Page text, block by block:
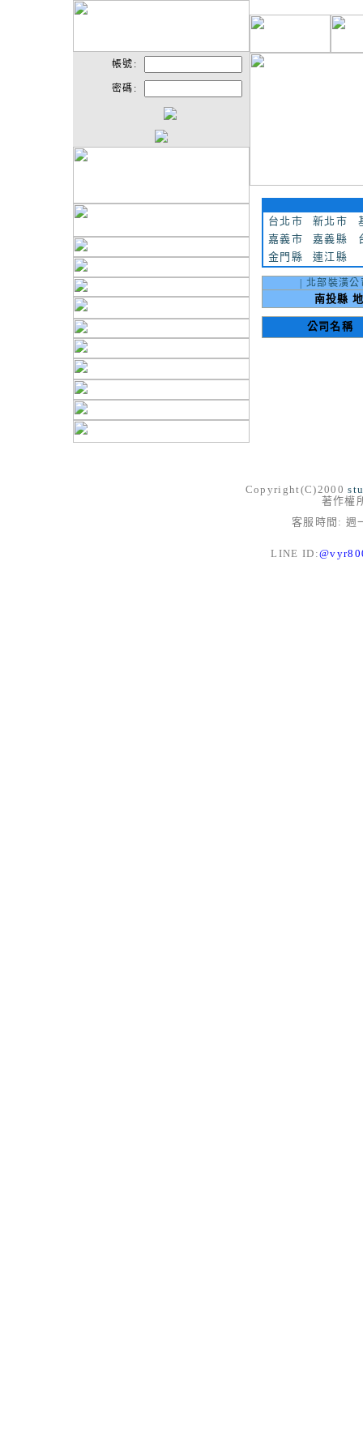
帳號:
密碼:
台北市 新北市
嘉義市
嘉義縣
金門縣
連江縣
|北部裝潢公
南投縣
公司名稱
Copyright(C)2000
著作權
客服時間: 週
LINE ID: